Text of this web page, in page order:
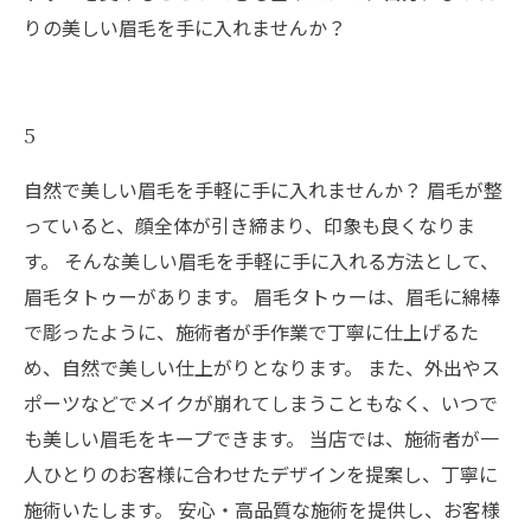
りの美しい眉毛を手に入れませんか？
5
自然で美しい眉毛を手軽に手に入れませんか？ 眉毛が整
っていると、顔全体が引き締まり、印象も良くなりま
す。 そんな美しい眉毛を手軽に手に入れる方法として、
眉毛タトゥーがあります。 眉毛タトゥーは、眉毛に綿棒
で彫ったように、施術者が手作業で丁寧に仕上げるた
め、自然で美しい仕上がりとなります。 また、外出やス
ポーツなどでメイクが崩れてしまうこともなく、いつで
も美しい眉毛をキープできます。 当店では、施術者が一
人ひとりのお客様に合わせたデザインを提案し、丁寧に
施術いたします。 安心・高品質な施術を提供し、お客様